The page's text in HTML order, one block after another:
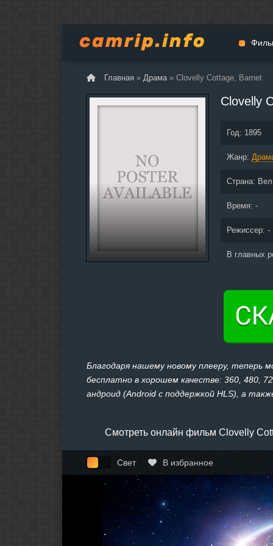
Главная » Драма » Clovelly Cottage, Barnet
Clovelly
Год: 1895
Жанр:
Страна:
Время: -
Режиссер: -
В главных
Благодаря нашему новому плееру, теперь
бесплатно в хорошем качестве: 360, 480,
андроид (Android с поддержкой HLS), а
Смотреть онлайн фильм Clovelly
Свет В избранное
Вестерн
Драма